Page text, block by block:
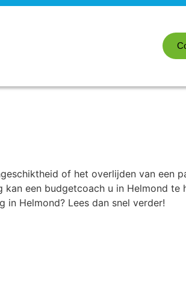
of het overlijden van een
een budgetcoach u in Helmond te
Helmond? Lees dan snel verder!